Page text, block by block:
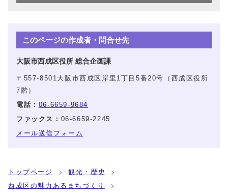
このページの作成者・問合せ先
大阪市西成区役所 総合企画課
〒557-8501大阪市西成区岸里1丁目5番20号（西成区役所
7階）
電話： 06-6659-9684
ファックス： 06-6659-2245
メール送信フォーム
トップページ
観光・歴史
西成区の魅力あるまちづくり